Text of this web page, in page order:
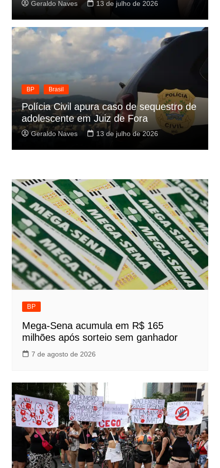
Geraldo Naves 13 de julho de 2026
BP Brasil
Polícia Civil apura caso de sequestro de
adolescente em Juiz de Fora
Geraldo Naves 13 de julho de 2026
BP
Mega-Sena acumula em R$ 165
milhões após sorteio sem ganhador
7 de agosto de 2026